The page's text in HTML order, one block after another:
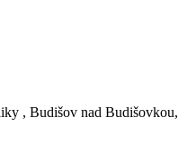
, Budišov nad Budišovkou,